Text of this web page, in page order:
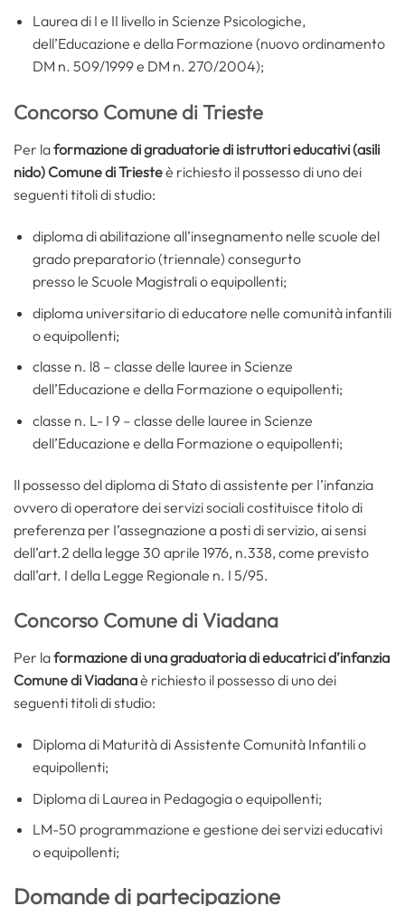
Laurea di I e II livello in Scienze Psicologiche,
dell’Educazione e della Formazione (nuovo ordinamento
DM n. 509/1999 e DM n. 270/2004);
Concorso Comune di Trieste
Per laformazione di graduatorie di istruttori educativi (asili
nido) Comune di Triesteè richiesto il possesso di uno dei
seguenti titoli di studio:
diploma di abilitazione all’insegnamento nelle scuole del
grado preparatorio (triennale) consegurto
presso le Scuole Magistrali o equipollenti;
diploma universitario di educatore nelle comunità infantili
o equipollenti;
classe n. l8 – classe delle lauree in Scienze
dell’Educazione e della Formazione o equipollenti;
classe n. L- I 9 – classe delle lauree in Scienze
dell’Educazione e della Formazione o equipollenti;
Il possesso del diploma di Stato di assistente per I’infanzia
ovvero di operatore dei servizi sociali costituisce titolo di
preferenza per I’assegnazione a posti di servizio, ai sensi
dell’art.2 della legge 30 aprile 1976, n.338, come previsto
dall’art. I della Legge Regionale n. I 5/95.
Concorso Comune di Viadana
Per laformazione di una graduatoria di educatrici d’infanzia
Comune di Viadanaè richiesto il possesso di uno dei
seguenti titoli di studio:
Diploma di Maturità di Assistente Comunità Infantili o
equipollenti;
Diploma di Laurea in Pedagogia o equipollenti;
LM-50 programmazione e gestione dei servizi educativi
o equipollenti;
Domande di partecipazione